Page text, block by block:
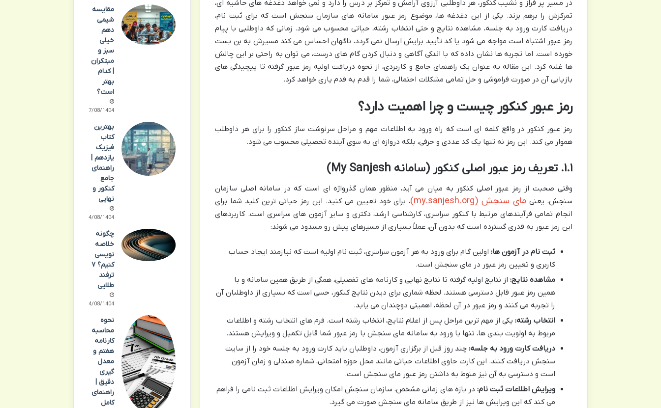
در مسیر پر فراز و نشیب کنکور، هر داوطلبی آرزوی آرامش و تمرکز بر درس را دارد و نمی خواهد دغدغه های حاشیه ای،
تمرکزش را برهم بزند. یکی از این دغدغه ها، موضوع رمز عبور سامانه های سازمان سنجش است که برای ثبت نام،
دریافت کارت ورود به جلسه، مشاهده نتایج و حتی انتخاب رشته، حیاتی محسوب می شود. زمانی که داوطلبی با پیام
رمز عبور اشتباه است مواجه می شود یا کد تأیید برایش ارسال نمی گردد، ناگهان احساس می کند مسیرش به بن بست
خورده است. اما تجربه ها نشان داده که با اندکی آگاهی و دنبال کردن گام های درست، می توان به راحتی بر این چالش
ها غلبه کرد. این مقاله به عنوان یک راهنمای جامع و کاربردی، از نحوه دریافت اولیه رمز عبور گرفته تا پیچیدگی های
بازیابی آن در صورت فراموشی و حل تمامی مشکلات احتمالی، شما را قدم به قدم یاری خواهد کرد.
رمز عبور کنکور چیست و چرا اهمیت دارد؟
رمز عبور کنکور در واقع کلمه ای است که راه ورود به اطلاعات مهم و مراحل سرنوشت ساز کنکور را برای هر داوطلب
هموار می کند. این رمز نه تنها یک کد عددی و حرفی، بلکه دروازه ای به سوی آینده تحصیلی محسوب می شود.
۱.۱. تعریف رمز عبور اصلی کنکور (سامانه My Sanjesh)
وقتی صحبت از رمز عبور اصلی کنکور به میان می آید، منظور همان گذرواژه ای است که در سامانه اصلی سازمان
سنجش، یعنی مای سنجش (my.sanjesh.org)
، برای خود تعیین می کنید. این رمز حیاتی ترین کلید شما برای
انجام تمامی فرآیندهای مرتبط با کنکور سراسری، کارشناسی ارشد، دکتری و سایر آزمون های سراسری است. کاربردهای
این رمز عبور به قدری گسترده است که بدون آن، عملاً بسیاری از مسیرهای پیش رو مسدود می شوند:
ثبت نام در آزمون ها: اولین گام برای ورود به هر آزمون سراسری، ثبت نام اولیه است که نیازمند ایجاد حساب
کاربری و تعیین رمز عبور در مای سنجش است.
مشاهده نتایج: از نتایج اولیه گرفته تا نتایج نهایی و کارنامه های تفصیلی، همگی از طریق همین سامانه و با
همین رمز عبور قابل دسترسی هستند. لحظه شماری برای دیدن نتایج کنکور، حسی است که بسیاری از داوطلبان آن
را تجربه می کنند و رمز عبور در آن لحظه، اهمیتی دوچندان می یابد.
انتخاب رشته: یکی از مهم ترین مراحل پس از اعلام نتایج، انتخاب رشته است. فرم های انتخاب رشته و اطلاعات
مربوط به اولویت بندی ها، تنها با ورود به سامانه مای سنجش با رمز عبور شما قابل تکمیل و ویرایش هستند.
دریافت کارت ورود به جلسه: چند روز قبل از برگزاری آزمون، داوطلبان باید کارت ورود به جلسه خود را از سایت
سنجش دریافت کنند. این کارت حاوی اطلاعات حیاتی مانند محل حوزه امتحانی، شماره صندلی و زمان آزمون
است و دسترسی به آن نیز منوط به داشتن رمز عبور مای سنجش است.
ویرایش اطلاعات ثبت نام: در بازه های زمانی مشخص، سازمان سنجش امکان ویرایش اطلاعات ثبت نامی را فراهم
می کند که این ویرایش ها نیز از طریق سامانه مای سنجش صورت می گیرد.
مقایسه
شیمی
دهم
خیلی
سبز و
مبتکران
| کدام
بهتر
است؟
17/08/1404
بهترین
کتاب
فیزیک
یازدهم |
راهنمای
جامع
کنکور و
نهایی
14/08/1404
چگونه
خلاصه
نویسی
کنیم؟ ۷
ترفند
طلایی
14/08/1404
نحوه
محاسبه
کارنامه
هفتم و
معدل
گیری
دقیق |
راهنمای
کامل